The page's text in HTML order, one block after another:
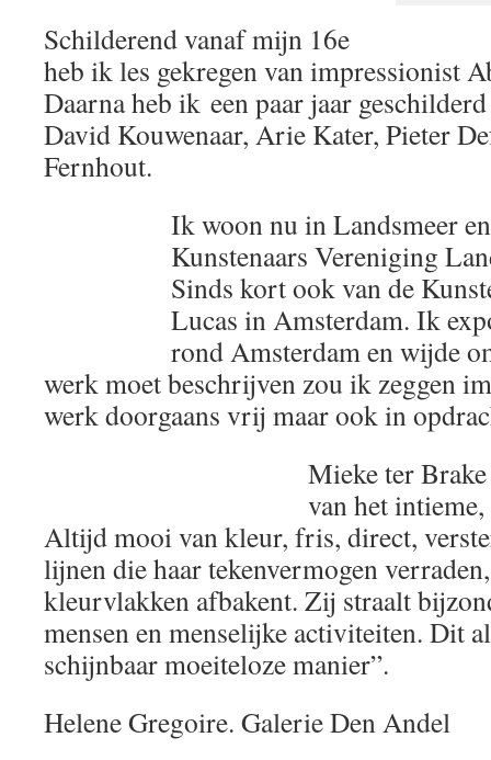
Schilderend vanaf mijn 16e
heb ik les gekregen van impressionist
Daarna heb ik een paar jaar
David Kouwenaar, Arie Kater, Pieter
Fernhout.
Ik woon nu in Landsmeer
Kunstenaars Vereniging
Sinds kort ook van de
Lucas in Amsterdam. Ik
rond Amsterdam en wijde
werk moet beschrijven zou ik zeggen
werk doorgaans vrij maar ook in
Mieke ter
van het intieme,
Altijd mooi van kleur, fris, direct,
lijnen die haar tekenvermogen
kleurvlakken afbakent. Zij straalt
mensen en menselijke activiteiten. Dit
schijnbaar moeiteloze manier”.
Helene Gregoire. Galerie Den Andel